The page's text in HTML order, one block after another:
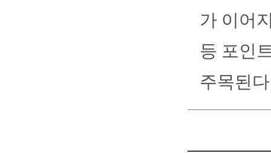
가 이어
등 포인
주목된